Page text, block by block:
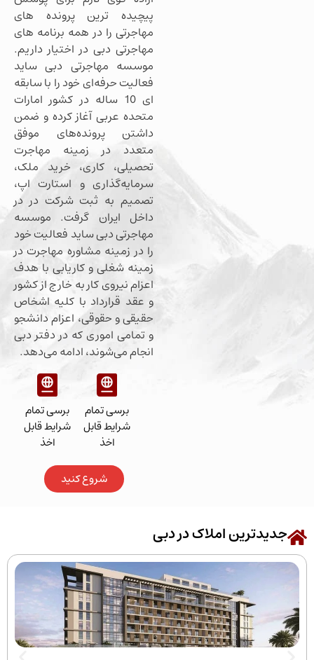
پیچیده ترین پرونده های
مهاجرتی را در همه برنامه های
مهاجرتی دبی در اختیار داریم.
موسسه مهاجرتی دبی ساید
فعالیت حرفه‌ای خود را با سابقه
ای 10 ساله در کشور امارات
متحده عربی آغاز کرده و ضمن
داشتن پرونده‌های موفق
متعدد در زمینه مهاجرت
تحصیلی، کاری، خرید ملک،
سرمایه‌گذاری و استارت اپ،
تصمیم به ثبت شرکت در در
داخل ایران گرفت. موسسه
مهاجرتی دبی ساید فعالیت خود
را در زمینه مشاوره مهاجرت در
زمینه شغلی و کاریابی با هدف
اعزام نیروی کار به خارج از کشور
و عقد قرارداد با کلیه اشخاص
حقیقی و حقوقی، اعزام دانشجو
و تمامی اموری که در دفتر دبی
انجام می‌شوند، ادامه می‌دهد.
برسی تمام
شرایط قابل
اخذ
شروع کنید
املاک در دبی